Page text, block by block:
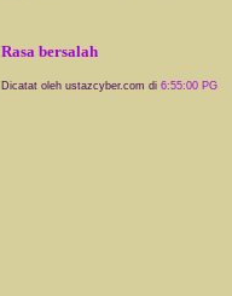
Rasa bersalah
Dicatat oleh ustazcyber.com di 6:55:00 PG